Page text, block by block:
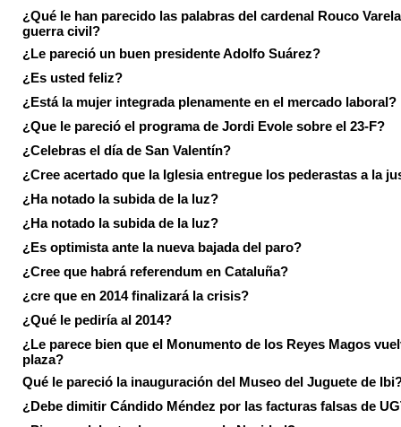
¿Qué le han parecido las palabras del cardenal Rouco
guerra civil?
¿Le pareció un buen presidente Adolfo Suárez?
¿Es usted feliz?
¿Está la mujer integrada plenamente en el mercado laboral?
¿Que le pareció el programa de Jordi Evole sobre el 23-F?
¿Celebras el día de San Valentín?
¿Cree acertado que la Iglesia entregue los pederastas a la
¿Ha notado la subida de la luz?
¿Ha notado la subida de la luz?
¿Es optimista ante la nueva bajada del paro?
¿Cree que habrá referendum en Cataluña?
¿cre que en 2014 finalizará la crisis?
¿Qué le pediría al 2014?
¿Le parece bien que el Monumento de los Reyes Magos
plaza?
Qué le pareció la inauguración del Museo del Juguete de
¿Debe dimitir Cándido Méndez por las facturas falsas de